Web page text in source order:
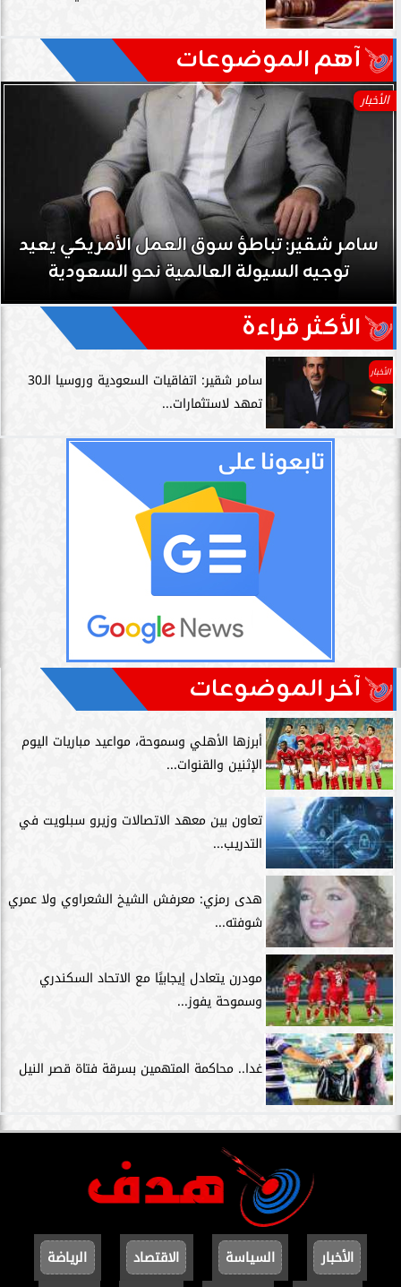
آهم الموضوعات
الأخبار
سامر شقير: نمو صناديق الاستثمار الخاصة
حي على نجاح رؤية 2030...
الأكثر قراءة
الأخبار
سامر شقير: اتفاقيات السعودية وروسيا الـ30
تمهد لاستثمارات...
آخر الموضوعات
أبرزها الأهلي وسموحة، مواعيد مباريات اليوم
الإثنين والقنوات...
تعاون بين معهد الاتصالات وزيرو سبلويت في
التدريب...
هدى رمزي: معرفش الشيخ الشعراوي ولا عمري
شوفته...
مودرن يتعادل إيجابيًا مع الاتحاد السكندري
وسموحة يفوز...
غدا.. محاكمة المتهمين بسرقة فتاة قصر النيل
الأخبار السياسة الاقتصاد الرياضة